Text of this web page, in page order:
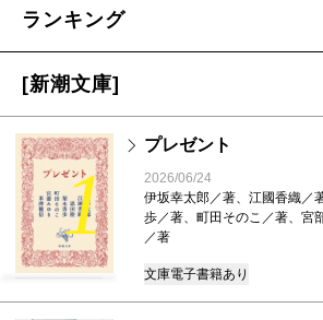
ランキング
[新潮文庫]
1
プレゼント
2026/06/24
伊坂幸太郎／著、江國香織／
歩／著、町田そのこ／著、宮
／著
文庫電子書籍あり